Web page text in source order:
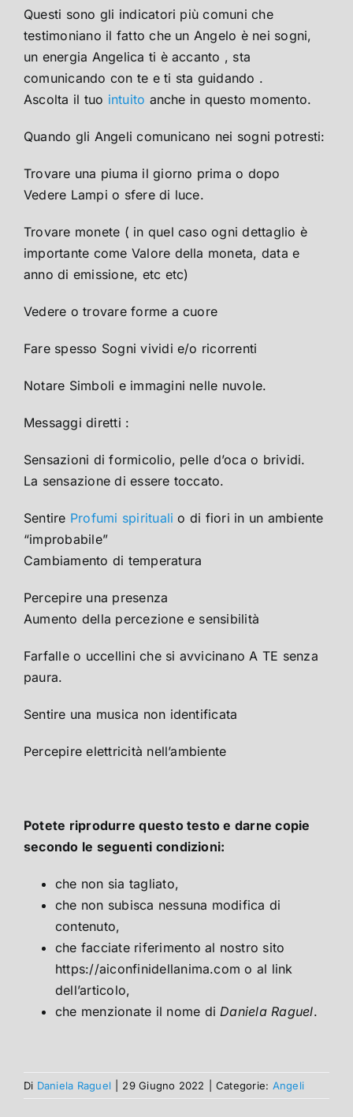
Questi sono gli indicatori più comuni che
testimoniano il fatto che un Angelo è nei sogni,
un energia Angelica ti è accanto , sta
comunicando con te e ti sta guidando .
Ascolta il tuo intuito anche in questo momento.
Quando gli Angeli comunicano nei sogni potresti:
Trovare una piuma il giorno prima o dopo
Vedere Lampi o sfere di luce.
Trovare monete ( in quel caso ogni dettaglio è
importante come Valore della moneta, data e
anno di emissione, etc etc)
Vedere o trovare forme a cuore
Fare spesso Sogni vividi e/o ricorrenti
Notare Simboli e immagini nelle nuvole.
Messaggi diretti :
Sensazioni di formicolio, pelle d’oca o brividi.
La sensazione di essere toccato.
Sentire Profumi spirituali o di fiori in un ambiente
“improbabile”
Cambiamento di temperatura
Percepire una presenza
Aumento della percezione e sensibilità
Farfalle o uccellini che si avvicinano A TE senza
paura.
Sentire una musica non identificata
Percepire elettricità nell’ambiente
Potete riprodurre questo testo e darne copie
secondo le seguenti condizioni:
che non sia tagliato,
che non subisca nessuna modifica di
contenuto,
che facciate riferimento al nostro sito
https://aiconfinidellanima.com o al link
dell’articolo,
che menzionate il nome diDaniela Raguel.
Di Daniela Raguel 29 Giugno 2022 Categorie: Angeli